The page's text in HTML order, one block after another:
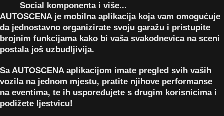
Social komponenta i više...
AUTOSCENA je mobilna aplikacija koja vam omogućuje
da jednostavno organizirate svoju garažu i pristupite
brojnim funkcijama kako bi vaša svakodnevica na sceni
postala još uzbudljivija.
Sa AUTOSCENA aplikacijom imate pregled svih vaših
vozila na jednom mjestu, pratite njihove performanse
na eventima, te ih uspoređujete s drugim korisnicima i
podižete ljestvicu!